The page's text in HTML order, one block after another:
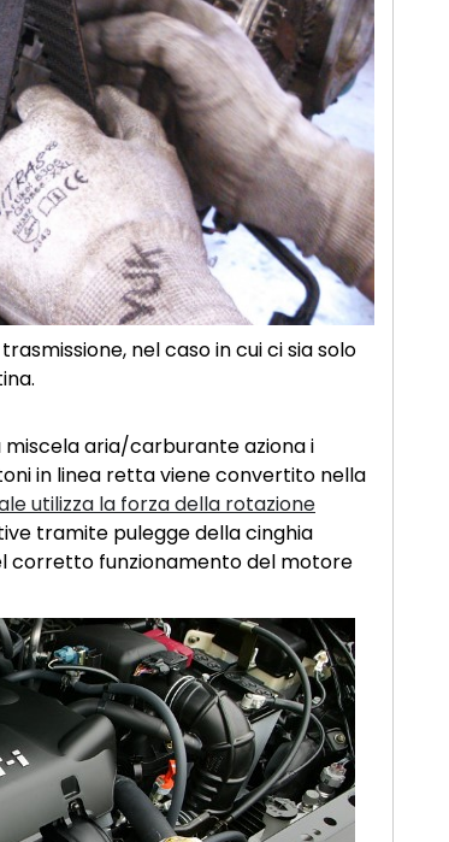
nel caso in cui ci sia solo
aria/carburante aziona i
in linea retta viene convertito nella
utilizza la forza della rotazione
tramite pulegge della cinghia
corretto funzionamento del motore